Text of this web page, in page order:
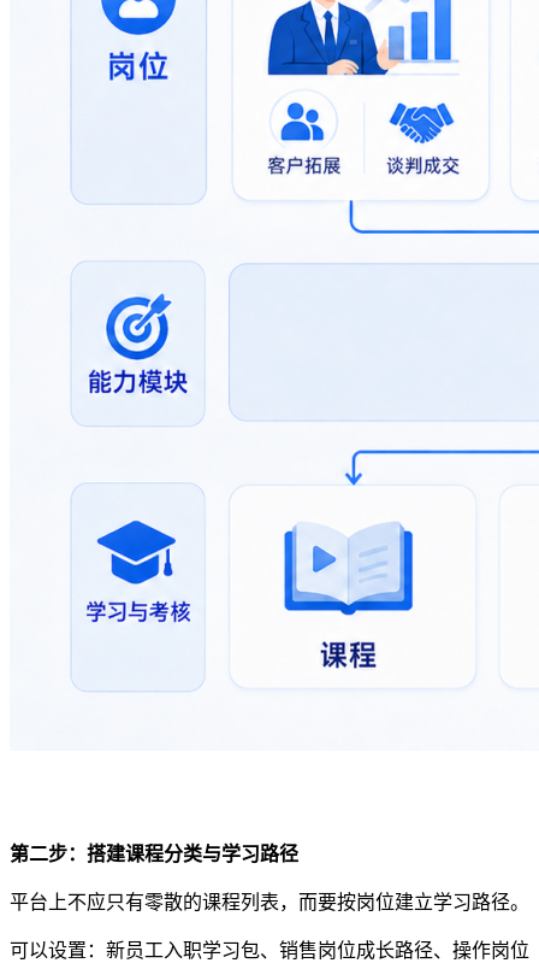
第二步：搭建课程分类与学习路径
平台上不应只有零散的课程列表，而要按岗位建立学习路径。
可以设置：新员工入职学习包、销售岗位成长路径、操作岗位